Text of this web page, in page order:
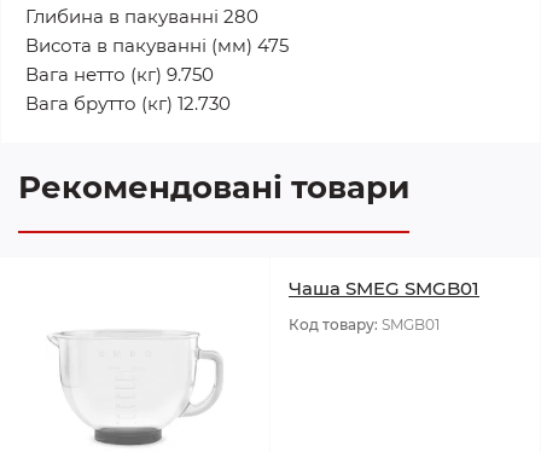
Глибина в пакуванні 280
Висота в пакуванні (мм) 475
Вага нетто (кг) 9.750
Вага брутто (кг) 12.730
Рекомендовані товари
Чаша SMEG SMGB01
Код товару: SMGB01